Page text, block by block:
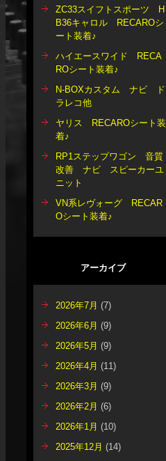
ZC33スイフトスポーツ H
B36キャロル RECAROシ
ート装着♪
ハイエースワイド RECA
ROシート装着♪
N-BOXカスタム ナビ ド
ラレコ他
ヤリス RECAROシート装
着♪
RP1ステップワゴン 音質
改善 ナビ スピーカーユ
ニット
VN系レヴォーグ RECAR
Oシート装着♪
アーカイブ
2026年7月 (7)
2026年6月 (9)
2026年5月 (9)
2026年4月 (11)
2026年3月 (9)
2026年2月 (6)
2026年1月 (10)
2025年12月 (14)